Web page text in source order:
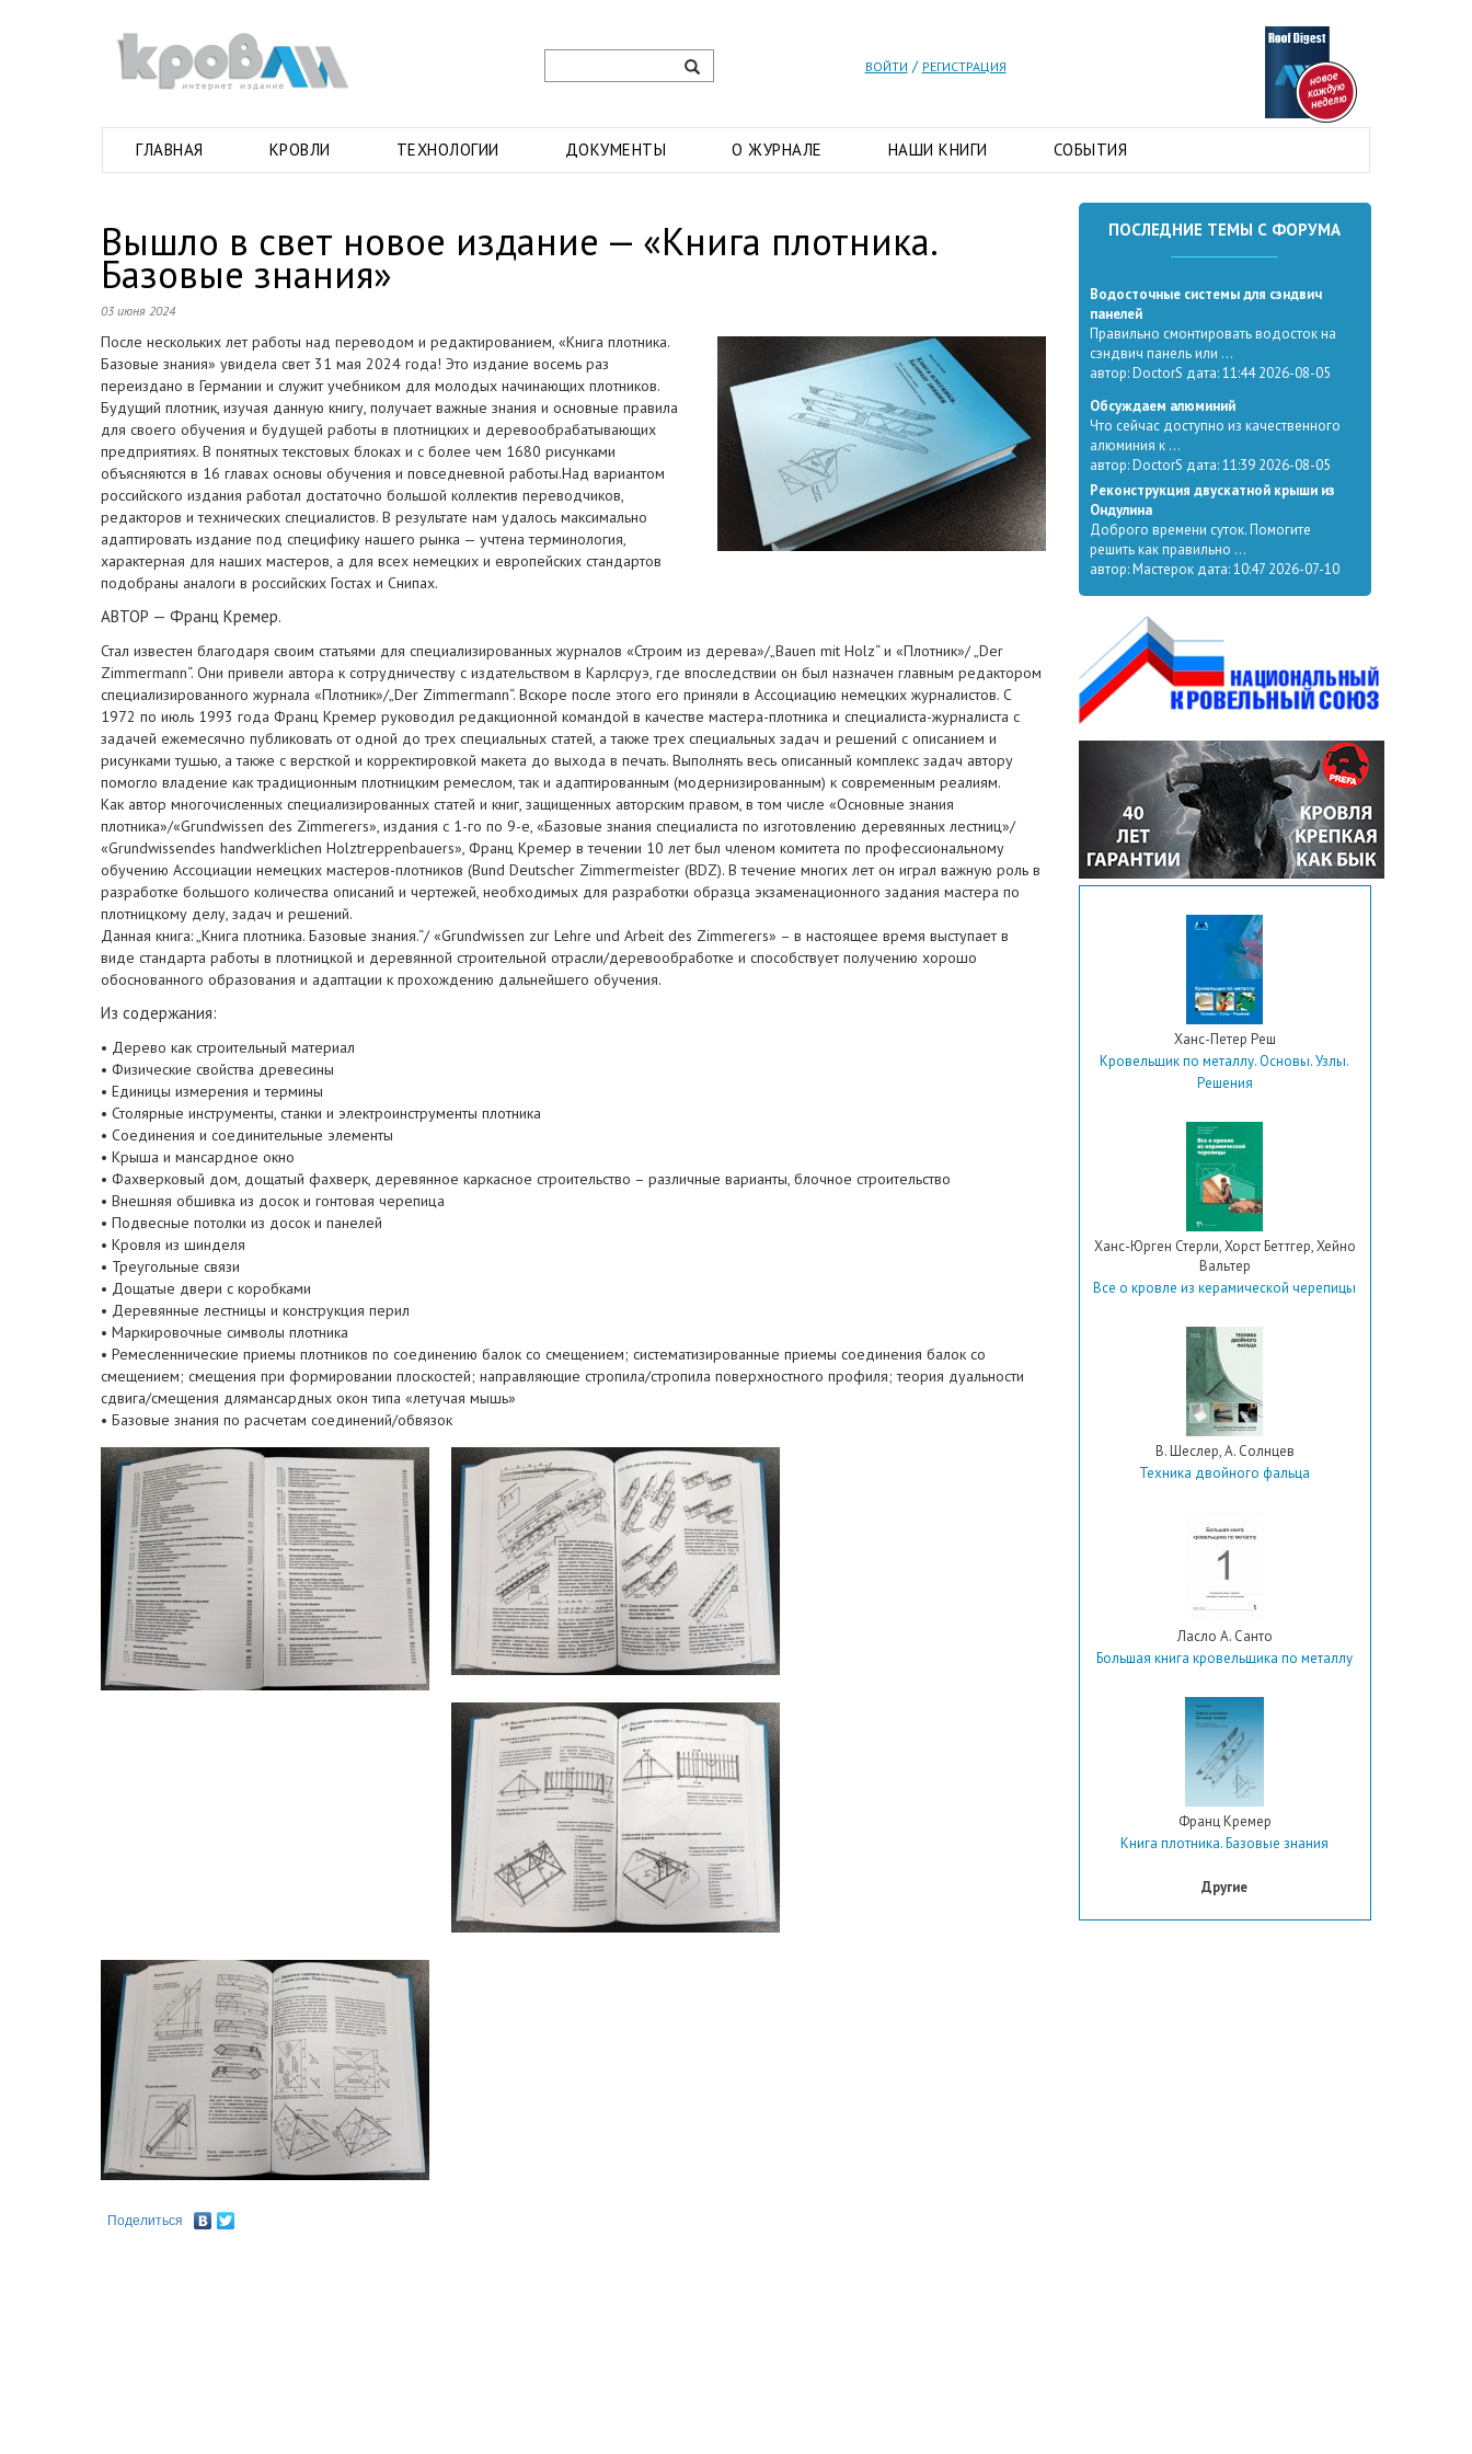
ВОЙТИ / РЕГИСТРАЦИЯ
ГЛАВНАЯ КРОВЛИ ТЕХНОЛОГИИ ДОКУМЕНТЫ О ЖУРНАЛЕ НАШИ КНИГИ СОБЫТИЯ
Вышло в свет новое издание — «Книга плотника.
Базовые знания»
03 июня 2024
После нескольких лет работы над переводом и редактированием, «Книга плотника.
Базовые знания» увидела свет 31 мая 2024 года! Это издание восемь раз
переиздано в Германии и служит учебником для молодых начинающих плотников.
Будущий плотник, изучая данную книгу, получает важные знания и основные правила
для своего обучения и будущей работы в плотницких и деревообрабатывающих
предприятиях. В понятных текстовых блоках и с более чем 1680 рисунками
объясняются в 16 главах основы обучения и повседневной работы.Над вариантом
российского издания работал достаточно большой коллектив переводчиков,
редакторов и технических специалистов. В результате нам удалось максимально
адаптировать издание под специфику нашего рынка — учтена терминология,
характерная для наших мастеров, а для всех немецких и европейских стандартов
подобраны аналоги в российских Гостах и Снипах.
АВТОР — Франц Кремер.
Стал известен благодаря своим статьями для специализированных журналов «Строим из дерева»/„Bauen mit Holz“ и «Плотник»/ „Der
Zimmermann“. Они привели автора к сотрудничеству с издательством в Карлсруэ, где впоследствии он был назначен главным редактором
специализированного журнала «Плотник»/„Der Zimmermann“. Вскоре после этого его приняли в Ассоциацию немецких журналистов. С
1972 по июль 1993 года Франц Кремер руководил редакционной командой в качестве мастера-плотника и специалиста-журналиста с
задачей ежемесячно публиковать от одной до трех специальных статей, а также трех специальных задач и решений с описанием и
рисунками тушью, а также с версткой и корректировкой макета до выхода в печать. Выполнять весь описанный комплекс задач автору
помогло владение как традиционным плотницким ремеслом, так и адаптированным (модернизированным) к современным реалиям.
Как автор многочисленных специализированных статей и книг, защищенных авторским правом, в том числе «Основные знания
плотника»/«Grundwissen des Zimmerers», издания с 1-го по 9-е, «Базовые знания специалиста по изготовлению деревянных лестниц»/
«Grundwissendes handwerklichen Holztreppenbauers», Франц Кремер в течении 10 лет был членом комитета по профессиональному
обучению Ассоциации немецких мастеров-плотников (Bund Deutscher Zimmermeister (BDZ). В течение многих лет он играл важную роль в
разработке большого количества описаний и чертежей, необходимых для разработки образца экзаменационного задания мастера по
плотницкому делу, задач и решений.
Данная книга: „Книга плотника. Базовые знания.“/ «Grundwissen zur Lehre und Arbeit des Zimmerers» – в настоящее время выступает в
виде стандарта работы в плотницкой и деревянной строительной отрасли/деревообработке и способствует получению хорошо
обоснованного образования и адаптации к прохождению дальнейшего обучения.
Из содержания:
• Дерево как строительный материал
• Физические свойства древесины
• Единицы измерения и термины
• Столярные инструменты, станки и электроинструменты плотника
• Соединения и соединительные элементы
• Крыша и мансардное окно
• Фахверковый дом, дощатый фахверк, деревянное каркасное строительство – различные варианты, блочное строительство
• Внешняя обшивка из досок и гонтовая черепица
• Подвесные потолки из досок и панелей
• Кровля из шинделя
• Треугольные связи
• Дощатые двери с коробками
• Деревянные лестницы и конструкция перил
• Маркировочные символы плотника
• Ремесленнические приемы плотников по соединению балок со смещением; систематизированные приемы соединения балок со
смещением; смещения при формировании плоскостей; направляющие стропила/стропила поверхностного профиля; теория дуальности
сдвига/смещения длямансардных окон типа «летучая мышь»
• Базовые знания по расчетам соединений/обвязок
Поделиться
ПОСЛЕДНИЕ ТЕМЫ С ФОРУМА
Водосточные системы для сэндвич
панелей
Правильно смонтировать водосток на
сэндвич панель или ...
автор: DoctorS дата: 11:44 2026-08-05
Обсуждаем алюминий
Что сейчас доступно из качественного
алюминия к ...
автор: DoctorS дата: 11:39 2026-08-05
Реконструкция двускатной крыши из
Ондулина
Доброго времени суток. Помогите
решить как правильно ...
автор: Мастерок дата: 10:47 2026-07-10
Ханс-Петер Реш
Кровельщик по металлу. Основы. Узлы.
Решения
Ханс-Юрген Стерли, Хорст Беттгер, Хейно
Вальтер
Все о кровле из керамической черепицы
В. Шеслер, А. Солнцев
Техника двойного фальца
Ласло А. Санто
Большая книга кровельщика по металлу
Франц Кремер
Книга плотника. Базовые знания
Другие